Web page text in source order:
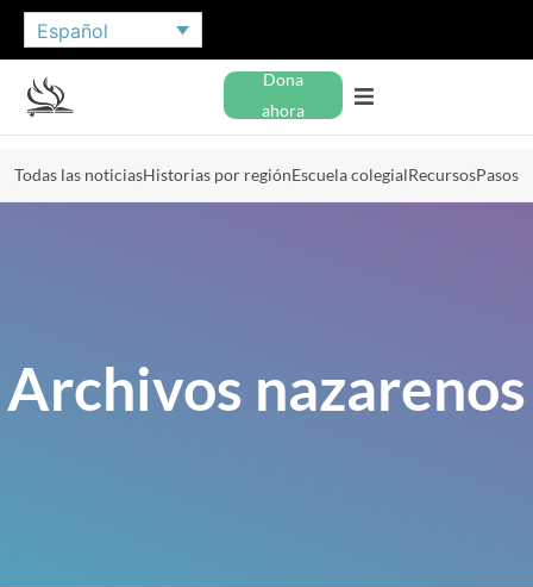
Español
Dona
ahora
Todas las noticiasHistorias por regiónEscuela colegialRecursosPasos
Archivos nazarenos